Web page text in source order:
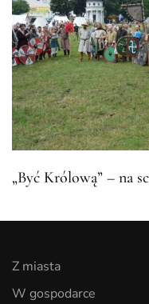
„Być Królową” – na
Z miasta
W gospodarce